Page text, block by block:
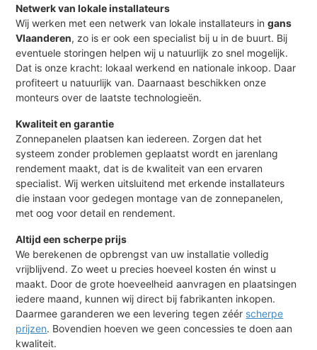
Netwerk van lokale installateurs
Wij werken met een netwerk van lokale installateurs ingans
Vlaanderen, zo is er ook een specialist bij u in de buurt. Bij
eventuele storingen helpen wij u natuurlijk zo snel mogelijk.
Dat is onze kracht: lokaal werkend en nationale inkoop. Daar
profiteert u natuurlijk van. Daarnaast beschikken onze
monteurs over de laatste technologieën.
Kwaliteit en garantie
Zonnepanelen plaatsen kan iedereen. Zorgen dat het
systeem zonder problemen geplaatst wordt en jarenlang
rendement maakt, dat is de kwaliteit van een ervaren
specialist. Wij werken uitsluitend met erkende installateurs
die instaan voor gedegen montage van de zonnepanelen,
met oog voor detail en rendement.
Altijd een scherpe prijs
We berekenen de opbrengst van uw installatie volledig
vrijblijvend. Zo weet u precies hoeveel kosten én winst u
maakt. Door de grote hoeveelheid aanvragen en plaatsingen
iedere maand, kunnen wij direct bij fabrikanten inkopen.
Daarmee garanderen we een levering tegen zéér scherpe
prijzen. Bovendien hoeven we geen concessies te doen aan
kwaliteit.